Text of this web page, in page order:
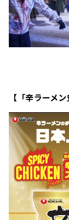
※過去
【「辛ラーメ